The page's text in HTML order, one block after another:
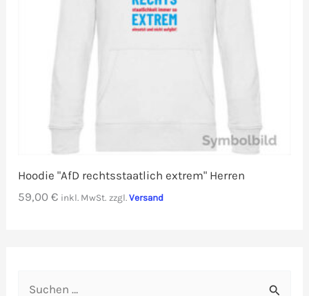
Hoodie "AfD rechtsstaatlich extrem" Herren
59,00€ inkl. MwSt. zzgl.Versand